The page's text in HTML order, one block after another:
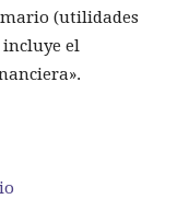
(utilidades
incluye el